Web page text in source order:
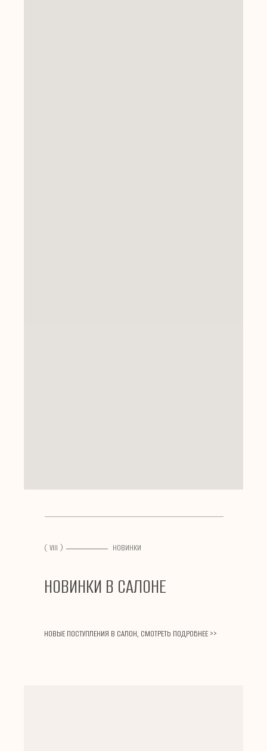
НОВИНКИ В САЛОНЕ
( VIII ) НОВИНКИ
НОВЫЕ ПОСТУПЛЕНИЯ В САЛОН, СМОТРЕТЬ ПОДРОБНЕЕ >>